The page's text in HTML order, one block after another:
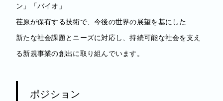
ン」「バイオ」
荏原が保有する技術で、今後の世界の展望を基にした
新たな社会課題とニーズに対応し、持続可能な社会を支え
る新規事業の創出に取り組んでいます。
ポジション